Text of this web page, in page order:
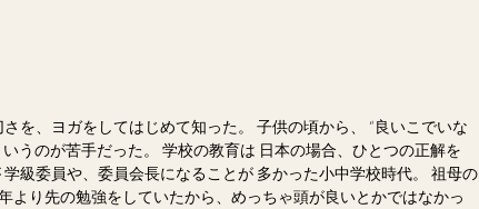
を、ヨガをしてはじめて知った。 子供の頃から、 “良いこでいな
うのが苦手だった。 学校の教育は 日本の場合、ひとつの正解を
級委員や、委員会長になることが 多かった小中学校時代。 祖母の
より先の勉強をしていたから、めっちゃ頭が良いとかではなかっ